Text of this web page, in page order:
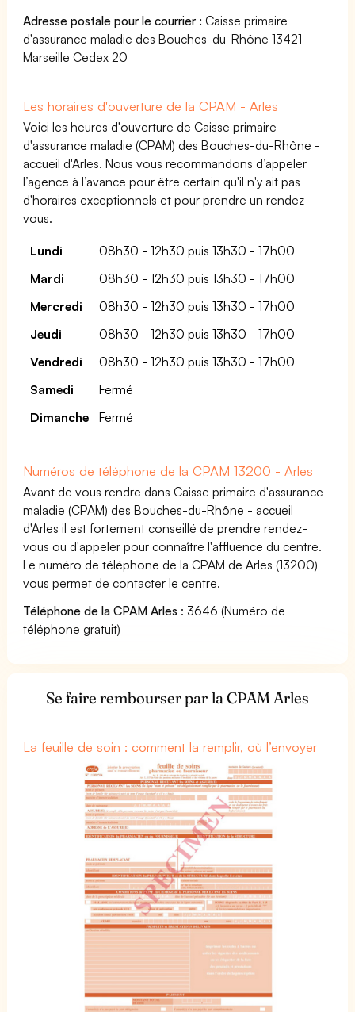
Adresse postale pour le courrier : Caisse primaire
d'assurance maladie des Bouches-du-Rhône 13421
Marseille Cedex 20
Les horaires d'ouverture de la CPAM - Arles
Voici les heures d'ouverture de Caisse primaire
d'assurance maladie (CPAM) des Bouches-du-Rhône -
accueil d'Arles. Nous vous recommandons d’appeler
l’agence à l’avance pour être certain qu'il n'y ait pas
d'horaires exceptionnels et pour prendre un rendez-
vous.
Lundi
08h30 - 12h30 puis 13h30 - 17h00
Mardi
08h30 - 12h30 puis 13h30 - 17h00
Mercredi
08h30 - 12h30 puis 13h30 - 17h00
Jeudi
08h30 - 12h30 puis 13h30 - 17h00
Vendredi
08h30 - 12h30 puis 13h30 - 17h00
Samedi
Fermé
Dimanche
Fermé
Numéros de téléphone de la CPAM 13200 - Arles
Avant de vous rendre dans Caisse primaire d'assurance
maladie (CPAM) des Bouches-du-Rhône - accueil
d'Arles il est fortement conseillé de prendre rendez-
vous ou d'appeler pour connaître l'affluence du centre.
Le numéro de téléphone de la CPAM de Arles (13200)
vous permet de contacter le centre.
Téléphone de la CPAM Arles : 3646 (Numéro de
téléphone gratuit)
Se faire rembourser par la CPAM Arles
La feuille de soin : comment la remplir, où l’envoyer